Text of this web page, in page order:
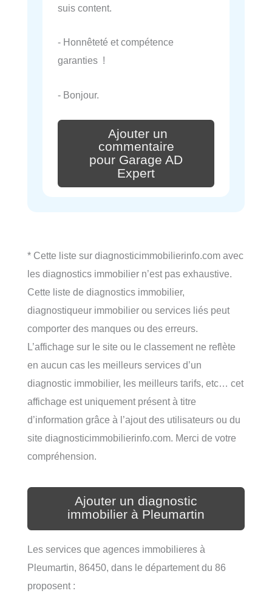
suis content.
- Honnêteté et compétence
garanties !
- Bonjour.
Ajouter un
commentaire
pour Garage AD
Expert
* Cette liste sur diagnosticimmobilierinfo.com avec
les diagnostics immobilier n’est pas exhaustive.
Cette liste de diagnostics immobilier,
diagnostiqueur immobilier ou services liés peut
comporter des manques ou des erreurs.
L’affichage sur le site ou le classement ne reflète
en aucun cas les meilleurs services d’un
diagnostic immobilier, les meilleurs tarifs, etc… cet
affichage est uniquement présent à titre
d’information grâce à l’ajout des utilisateurs ou du
site diagnosticimmobilierinfo.com. Merci de votre
compréhension.
Ajouter un diagnostic
immobilier à Pleumartin
Les services que agences immobilieres à
Pleumartin, 86450, dans le département du 86
proposent :